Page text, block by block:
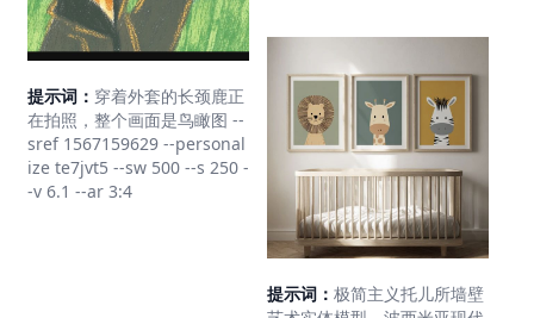
提示词： 穿着外套的长颈鹿正
在拍照，整个画面是鸟瞰图 --
sref 1567159629 --personal
ize te7jvt5 --sw 500 --s 250 -
-v 6.1 --ar 3:4
提示词： 极简主义托儿所墙壁